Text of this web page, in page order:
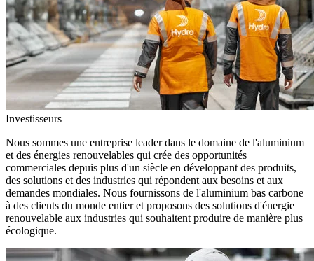
Investisseurs
Nous sommes une entreprise leader dans le domaine de l'aluminium
et des énergies renouvelables qui crée des opportunités
commerciales depuis plus d'un siècle en développant des produits,
des solutions et des industries qui répondent aux besoins et aux
demandes mondiales. Nous fournissons de l'aluminium bas carbone
à des clients du monde entier et proposons des solutions d'énergie
renouvelable aux industries qui souhaitent produire de manière plus
écologique.